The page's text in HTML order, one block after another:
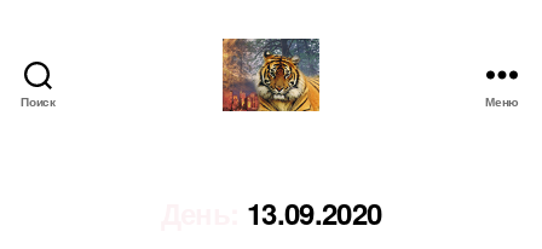
Поиск Меню
13.09.2020